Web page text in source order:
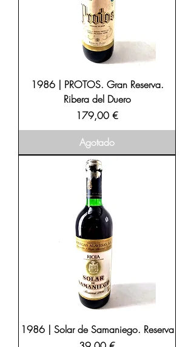
1986 | PROTOS. Gran Reserva.
Ribera del Duero
Precio
179,00 €
Agotado
1986 | Solar de Samaniego. Reserva